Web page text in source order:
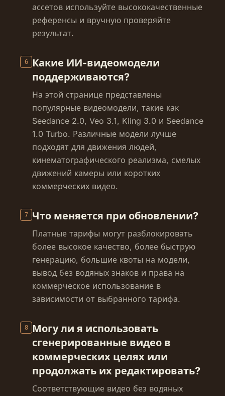
ассетов используйте высококачественные
референсы и вручную проверяйте
результат.
6
Какие ИИ-видеомодели
поддерживаются?
На этой странице представлены
популярные видеомодели, такие как
Seedance 2.0, Veo 3.1, Kling 3.0 и Seedance
1.0 Turbo. Различные модели лучше
подходят для движения людей,
кинематографического реализма, смелых
движений камеры или коротких
коммерческих видео.
7 Что меняется при обновлении?
Платные тарифы могут разблокировать
более высокое качество, более быструю
генерацию, большие квоты на модели,
вывод без водяных знаков и права на
коммерческое использование в
зависимости от выбранного тарифа.
8
Могу ли я использовать
сгенерированные видео в
коммерческих целях или
продолжать их редактировать?
Соответствующие видео без водяных